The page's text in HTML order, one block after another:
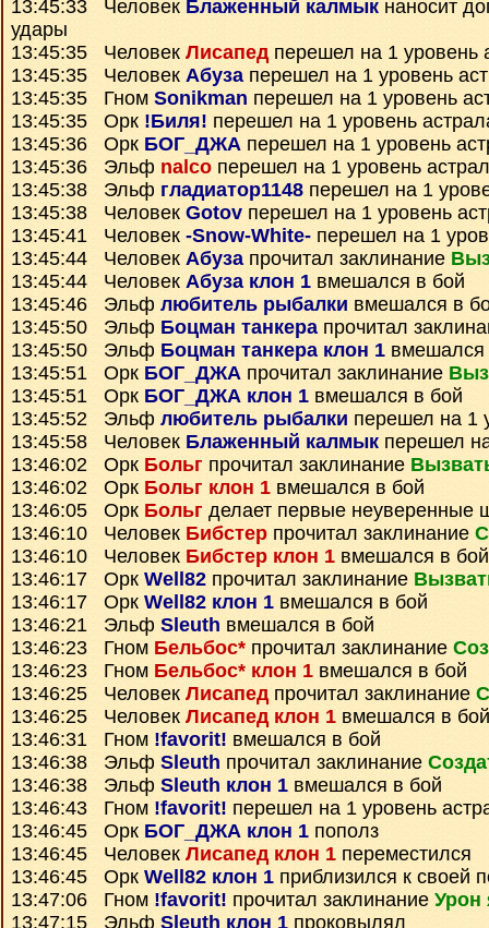
13:45:33 Человек Блаженный калмык наносит
удары
13:45:35 Человек Лисапед перешел на 1 уровень
13:45:35 Человек Абузаперешел на 1 уровень
13:45:35 Гном Sonikman перешел на 1 уровень
13:45:35 Орк !Биля! перешел на 1 уровень
13:45:36 Орк БОГ_ДЖА перешел на 1 уровень
13:45:36 Эльф nalco перешел на 1 уровень
13:45:38 Эльф гладиатор1148 перешел на 1
13:45:38 Человек Gotov перешел на 1 уровень
13:45:41 Человек -Snow-White- перешел на 1
13:45:44 Человек Абузапрочитал заклинание
13:45:44 Человек Абуза клон 1 вмешался в бой
13:45:46 Эльф любитель рыбалки вмешался в
13:45:50 Эльф Боцман танкерапрочитал
13:45:50 Эльф Боцман танкера клон 1 вмешался
13:45:51 Орк БОГ_ДЖА прочитал заклинание
13:45:51 Орк БОГ_ДЖА клон 1 вмешался в бой
13:45:52 Эльф любитель рыбалки перешел на 1
13:45:58 Человек Блаженный калмык перешел
13:46:02 Орк Больг прочитал заклинание
13:46:02 Орк Больг клон 1 вмешался в бой
13:46:05 Орк Больг делает первые неуверенные
13:46:10 Человек Бибстер прочитал заклинание
13:46:10 Человек Бибстер клон 1 вмешался в бой
13:46:17 Орк Well82 прочитал заклинание
13:46:17 Орк Well82 клон 1 вмешался в бой
13:46:21 Эльф Sleuth вмешался в бой
13:46:23 Гном Бельбос* прочитал заклинание
13:46:23 Гном Бельбос* клон 1 вмешался в бой
13:46:25 Человек Лисапедпрочитал заклинание
13:46:25 Человек Лисапед клон 1 вмешался в бой
13:46:31 Гном !favorit! вмешался в бой
13:46:38 Эльф Sleuth прочитал заклинание
13:46:38 Эльф Sleuth клон 1 вмешался в бой
13:46:43 Гном !favorit! перешел на 1 уровень
13:46:45 Орк БОГ_ДЖА клон 1 пополз
13:46:45 Человек Лисапед клон 1 переместился
13:46:45 Орк Well82 клон 1 приблизился к своей
13:47:06 Гном !favorit! прочитал заклинание Урон
13:47:15 Эльф Sleuth клон 1 проковылял